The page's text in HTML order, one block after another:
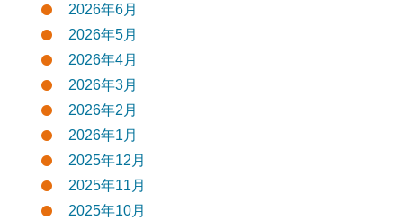
2026年6月
2026年5月
2026年4月
2026年3月
2026年2月
2026年1月
2025年12月
2025年11月
2025年10月